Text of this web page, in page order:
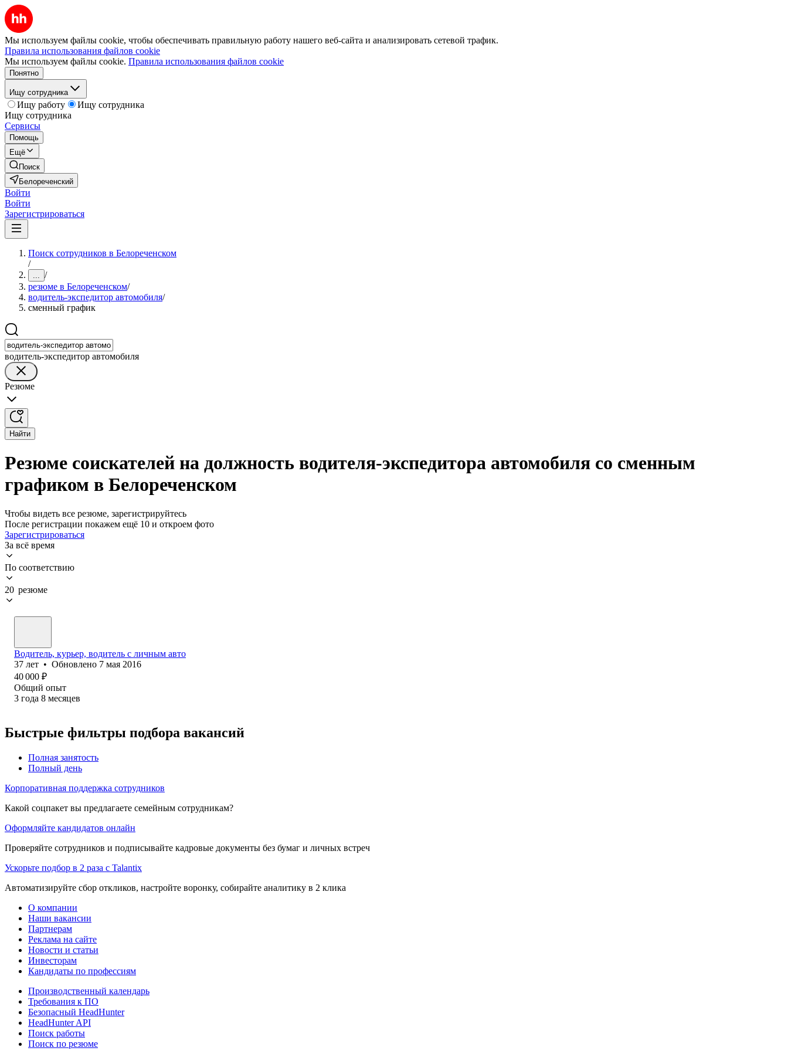
Мы используем файлы cookie, чтобы обеспечивать правильную работу нашего веб-сайта и анализировать сетевой трафик.
Правила использования файлов cookie
Мы используем файлы cookie. Правила использования файлов cookie
Понятно
Ищу сотрудника
Ищу работу
Ищу сотрудника
Ищу сотрудника
Сервисы
Помощь
Ещё
Поиск
Белореченский
Войти
Войти
Зарегистрироваться
Поиск сотрудников в Белореченском
/
... /
резюме в Белореченском/
водитель-экспедитор автомобиля/
сменный график
водитель-экспедитор автомобиля
Резюме
Найти
Резюме соискателей на должность водителя-экспедитора автомобиля со сменным
графиком в Белореченском
Чтобы видеть все резюме, зарегистрируйтесь
После регистрации покажем ещё 10 и откроем фото
Зарегистрироваться
За всё время
По соответствию
20 резюме
Водитель, курьер, водитель с личным авто
37 лет • Обновлено 7 мая 2016
40 000 ₽
Общий опыт
3 года 8 месяцев
Быстрые фильтры подбора вакансий
Полная занятость
Полный день
Корпоративная поддержка сотрудников
Какой соцпакет вы предлагаете семейным сотрудникам?
Оформляйте кандидатов онлайн
Проверяйте сотрудников и подписывайте кадровые документы без бумаг и личных встреч
Ускорьте подбор в 2 раза с Talantix
Автоматизируйте сбор откликов, настройте воронку, собирайте аналитику в 2 клика
О компании
Наши вакансии
Партнерам
Реклама на сайте
Новости и статьи
Инвесторам
Кандидаты по профессиям
Производственный календарь
Требования к ПО
Безопасный HeadHunter
HeadHunter API
Поиск работы
Поиск по резюме